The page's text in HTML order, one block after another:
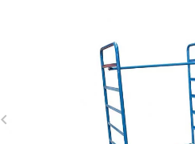
Précédent
keyboard_arrow_left